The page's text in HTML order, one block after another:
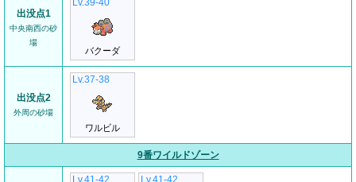
出没点1
中央南西の砂
場
バクーダ
出没点2
外周の砂場
Lv.37-38
ワルビル
9番ワイルドゾーン
Lv.41-42 Lv.41-42